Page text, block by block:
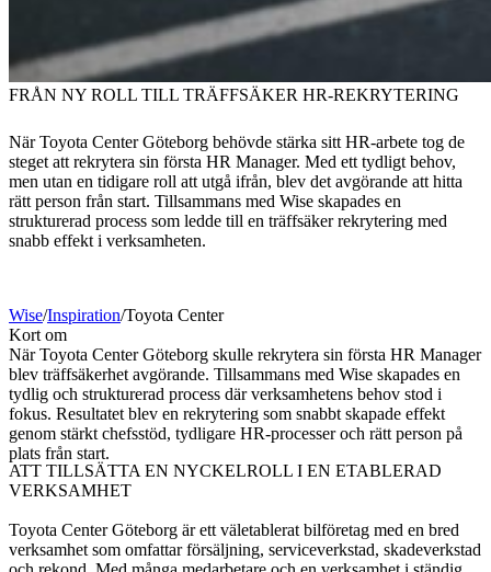
FRÅN NY ROLL TILL TRÄFFSÄKER HR-REKRYTERING
När Toyota Center Göteborg behövde stärka sitt HR-arbete tog de
steget att rekrytera sin första HR Manager. Med ett tydligt behov,
men utan en tidigare roll att utgå ifrån, blev det avgörande att hitta
rätt person från start. Tillsammans med Wise skapades en
strukturerad process som ledde till en träffsäker rekrytering med
snabb effekt i verksamheten.
Wise/Inspiration/Toyota Center
Kort om
När Toyota Center Göteborg skulle rekrytera sin första HR Manager
blev träffsäkerhet avgörande. Tillsammans med Wise skapades en
tydlig och strukturerad process där verksamhetens behov stod i
fokus. Resultatet blev en rekrytering som snabbt skapade effekt
genom stärkt chefsstöd, tydligare HR-processer och rätt person på
plats från start.
ATT TILLSÄTTA EN NYCKELROLL I EN ETABLERAD
VERKSAMHET
Toyota Center Göteborg är ett väletablerat bilföretag med en bred
verksamhet som omfattar försäljning, serviceverkstad, skadeverkstad